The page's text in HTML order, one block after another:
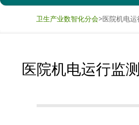
生
产
业
数
卫生产业数智化分会>医院机电
医院机电运行监